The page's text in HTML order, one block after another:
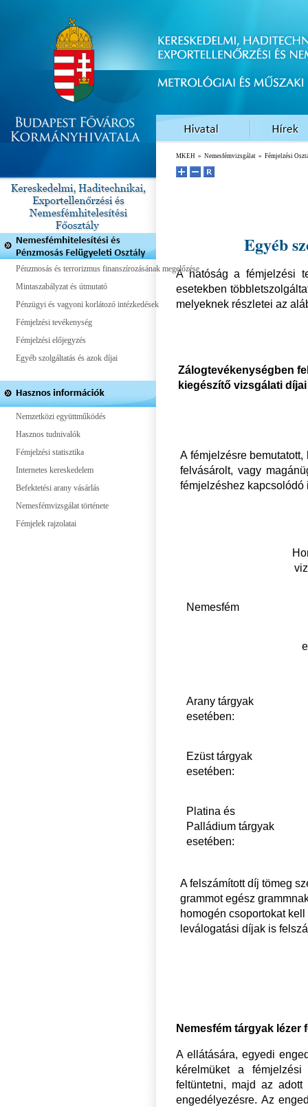
Pénzmosás és terrorizmus finanszírozásának megelőzése
Mintaszabályzat és útmutató
Pénzügyi és vagyoni korlátozó intézkedések
Fémjelzési tevékenység
Fémjelzési előjegyzés
Egyéb szolgáltatás és azok díjai
Nemzetközi együttműködés
Hasznos tudnivalók
Fémjelzési statisztika
Internetes kereskedelem
Befektetési arany vásárlás
Nemesfémvizsgálat története
Fémjelek rajzolatai
MKEH » Nemesfémvizsgálat » Fémjelzési
Egyéb
A hatóság a fémjelzési
esetekben
melyeknek részletei az
Zálogtevékenységben
kiegészítő vizsgálati díjai
A fémjelzésre
felvásárolt, vagy
fémjelzéshez
Nemesfém
Arany tárgyak
esetében:
Ezüst tárgyak
esetében:
Platina és
Palládium tárgyak
esetében:
A felszámított díj tömeg
grammot egész
homogén csoportokat
leválogatási díjak is
Nemesfém tárgyak lézer
A ellátására, egyedi
kérelmüket a
feltüntetni, majd az
engedélyezésre. Az